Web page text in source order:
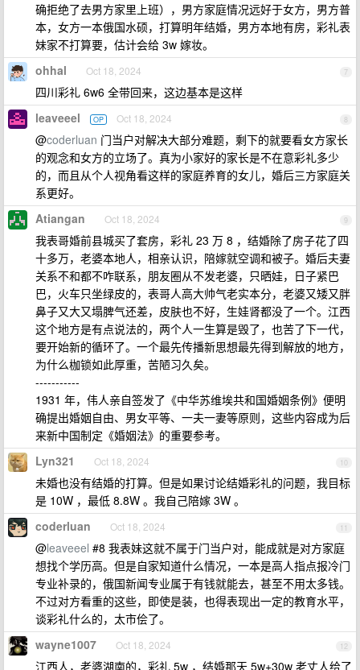
确拒绝了去男方家里上班），男方家庭情况远好于女方，男方普
本，女方一本俄国水硕，打算明年结婚，男方本地有房，彩礼表
妹家不打算要，估计会给 3w 嫁妆。
7
ohhal Oct 18, 2024
四川彩礼 6w6 全带回来，这边基本是这样
8
leaveeel OP Oct 18, 2024
@coderluan 门当户对解决大部分难题，剩下的就要看女方家长
的观念和女方的立场了。真为小家好的家长是不在意彩礼多少
的，而且从个人视角看这样的家庭养育的女儿，婚后三方家庭关
系更好。
9
Atiangan Oct 18, 2024
我表哥婚前县城买了套房，彩礼 23 万 8 ，结婚除了房子花了四
十多万，老婆本地人，相亲认识，陪嫁就空调和被子。婚后夫妻
关系不和都不咋联系，朋友圈从不发老婆，只晒娃，日子紧巴
巴，火车只坐绿皮的，表哥人高大帅气老实本分，老婆又矮又胖
鼻子又大又塌脾气还差，皮肤也不好，生娃肾都没了一个。江西
这个地方是有点说法的，两个人一生算是毁了，也苦了下一代，
要开始新的循环了。一个最先传播新思想最先得到解放的地方，
为什么枷锁如此厚重，苦陋习久矣。
-----------
1931 年，伟人亲自签发了《中华苏维埃共和国婚姻条例》便明
确提出婚姻自由、男女平等、一夫一妻等原则，这些内容成为后
来新中国制定《婚姻法》的重要参考。
10
Lyn321 Oct 18, 2024
未婚也没有结婚的打算。但是如果讨论结婚彩礼的问题，我目标
是 10W ，最低 8.8W 。我自己陪嫁 3W 。
11
coderluan Oct 18, 2024
@leaveeel #8 我表妹这就不属于门当户对，能成就是对方家庭
想找个学历高。但是自家知道什么情况，一本是高人指点报冷门
专业补录的，俄国新闻专业属于有钱就能去，甚至不用太多钱。
不过对方看重的这些，即使是装，也得表现出一定的教育水平，
谈彩礼什么的，太市侩了。
12
wayne1007 Oct 18, 2024
江西人，老婆湖南的，彩礼 5w ，结婚那天 5w+30w 老丈人给了